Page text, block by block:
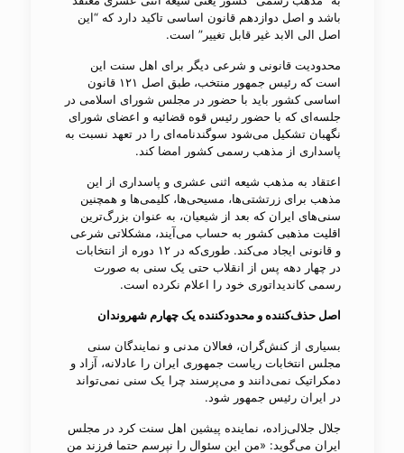
باشد و اصل دوازدهم قانون اساسی تاکید دارد​ که “این
اصل الی الابد غیر قابل تغییر” است.
محدودیت قانونی و شرعی دیگر برای اهل سنت این
است که رئیس جمهور منتخب، طبق اصل ۱۲۱ قانون
اساسی کشور باید با حضور در مجلس شورای اسلامی در
جلسه​‌ای که با حضور رئیس قوه قضائیه و اعضای شورای
نگهبان تشکیل می​‌شود سوگندنامه‌​ای را در تعهد نسبت به
پاسداری از مذهب رسمی کشور امضا کند.
اعتقاد به مذهب شیعه اثنی عشری و پاسداری از این
مذهب برای زرتشتی‌ها، مسیحی‌ها، کلیمی‌ها و همچنین
سنی‌های ایران که بعد از شیعیان، به عنوان بزرگ‌ترین
اقلیت مذهبی کشور به حساب می‌آیند، مشکلاتی شرعی
و قانونی ایجاد می‌کند. طوری‌که در ۱۲ دوره از انتخابات
در چهار دهه پس از انقلاب حتی یک سنی به صورت
رسمی کاندیداتوری خود را اعلام نکرده است.
اصل حذف‌کننده و محدودکننده یک چهارم شهروندان
بسیاری از کنش‌گران، فعالان مدنی و نمایندگان سنی
مجلس انتخابات ریاست جمهوری ایران را عادلانه، آزاد و
دمکراتیک نمی‌دانند و می‌پرسند چرا یک سنی نمی‌تواند
در ایران رئیس جمهور شود.
جلال جلالی‌زاده، نماینده پیشین اهل سنت کرد در مجلس
ایران می‌گوید: «من این سئوال را نپرسم حتما فرزند من